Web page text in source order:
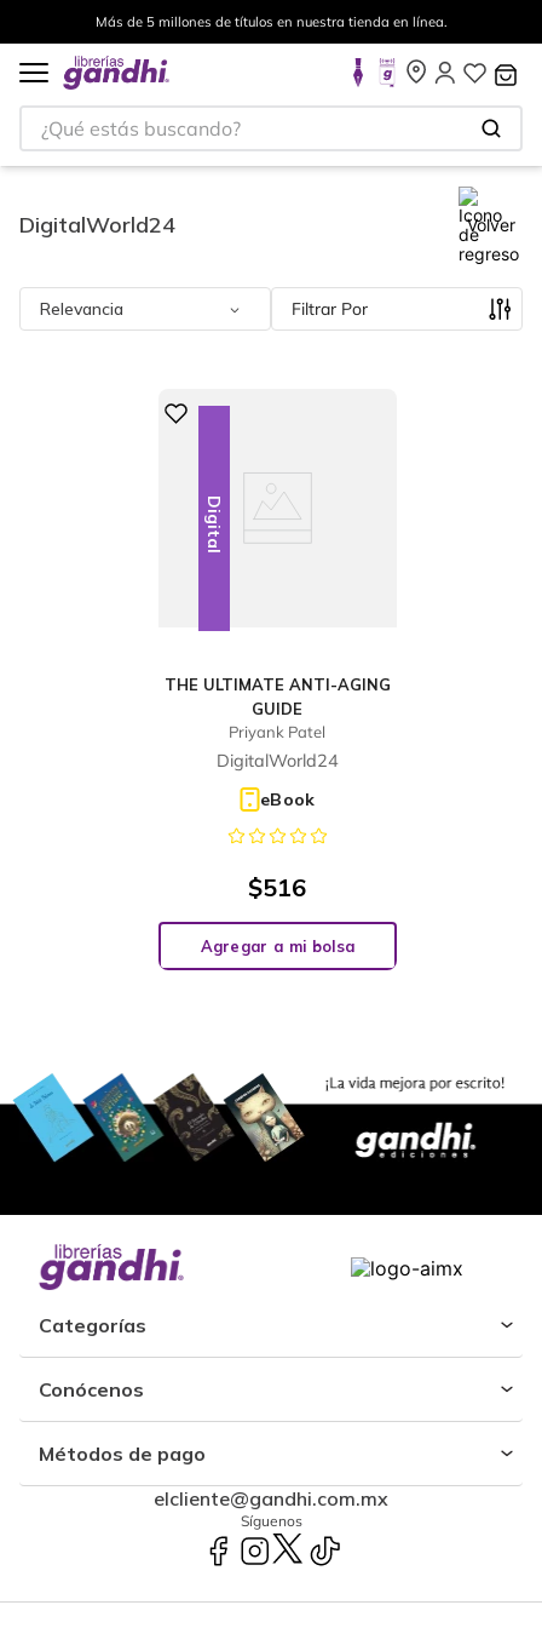
Más de 5 millones de títulos en nuestra tienda en línea.
¿Qué estás buscando?
DigitalWorld24 Volver
Relevancia Filtrar
Digital
THE ULTIMATE ANTI-AGING
GUIDE
Priyank Patel
DigitalWorld24
eBook
$516
Agregar a mi bolsa
Categorías
Conócenos
Métodos de pago
elcliente@gandhi.com.mx
Síguenos